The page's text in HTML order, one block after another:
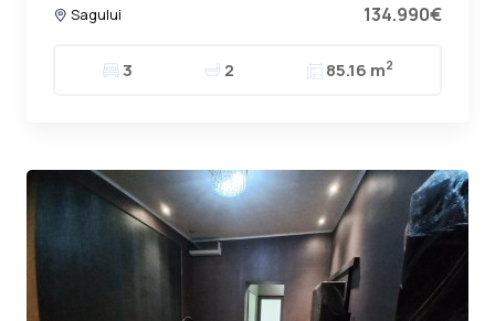
Sagului 134.990€
3 2 85.16 m2